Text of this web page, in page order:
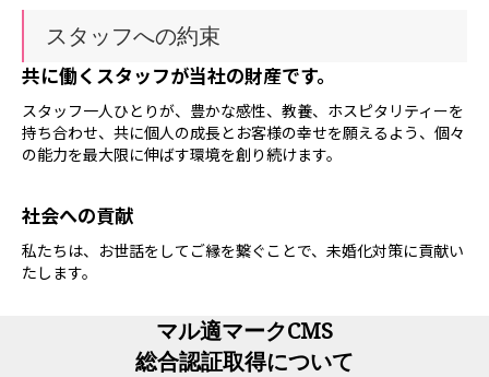
スタッフへの約束
共に働くスタッフが当社の財産です。
スタッフ一人ひとりが、豊かな感性、教養、ホスピタリティーを
持ち合わせ、共に個人の成長とお客様の幸せを願えるよう、個々
の能力を最大限に伸ばす環境を創り続けます。
社会への貢献
私たちは、お世話をしてご縁を繋ぐことで、未婚化対策に貢献い
たします。
マル適マークCMS
総合認証取得について